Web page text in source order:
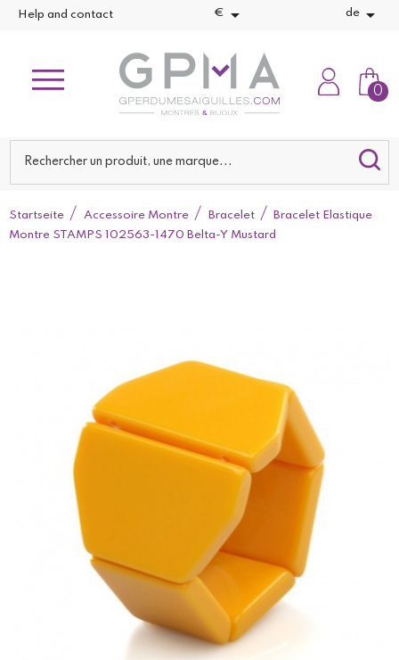
Help and contact €  de 
0
Startseite Accessoire Montre Bracelet
Bracelet Elastique
Montre STAMPS 102563-1470 Belta-Y Mustard